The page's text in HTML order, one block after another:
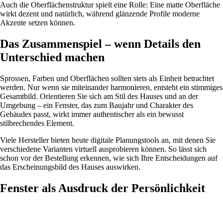
Auch die Oberflächenstruktur spielt eine Rolle: Eine matte Oberfläche
wirkt dezent und natürlich, während glänzende Profile moderne
Akzente setzen können.
Das Zusammenspiel – wenn Details den
Unterschied machen
Sprossen, Farben und Oberflächen sollten stets als Einheit betrachtet
werden. Nur wenn sie miteinander harmonieren, entsteht ein stimmiges
Gesamtbild. Orientieren Sie sich am Stil des Hauses und an der
Umgebung – ein Fenster, das zum Baujahr und Charakter des
Gebäudes passt, wirkt immer authentischer als ein bewusst
stilbrechendes Element.
Viele Hersteller bieten heute digitale Planungstools an, mit denen Sie
verschiedene Varianten virtuell ausprobieren können. So lässt sich
schon vor der Bestellung erkennen, wie sich Ihre Entscheidungen auf
das Erscheinungsbild des Hauses auswirken.
Fenster als Ausdruck der Persönlichkeit